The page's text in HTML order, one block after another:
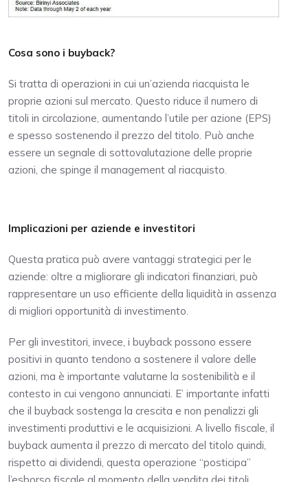
Cosa sono i buyback?
Si tratta di operazioni in cui un’azienda riacquista le
proprie azioni sul mercato. Questo riduce il numero di
titoli in circolazione, aumentando l’utile per azione (EPS)
e spesso sostenendo il prezzo del titolo. Può anche
essere un segnale di sottovalutazione delle proprie
azioni, che spinge il management al riacquisto.
Implicazioni per aziende e investitori
Questa pratica può avere vantaggi strategici per le
aziende: oltre a migliorare gli indicatori finanziari, può
rappresentare un uso efficiente della liquidità in assenza
di migliori opportunità di investimento.
Per gli investitori, invece, i buyback possono essere
positivi in quanto tendono a sostenere il valore delle
azioni, ma è importante valutarne la sostenibilità e il
contesto in cui vengono annunciati. E’ importante infatti
che il buyback sostenga la crescita e non penalizzi gli
investimenti produttivi e le acquisizioni. A livello fiscale, il
buyback aumenta il prezzo di mercato del titolo quindi,
rispetto ai dividendi, questa operazione “posticipa”